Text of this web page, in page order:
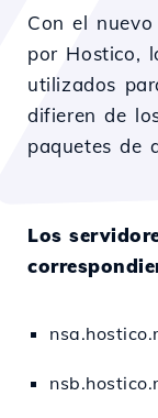
Con el
por Hostico,
utilizados
difieren de
paquetes de
Los